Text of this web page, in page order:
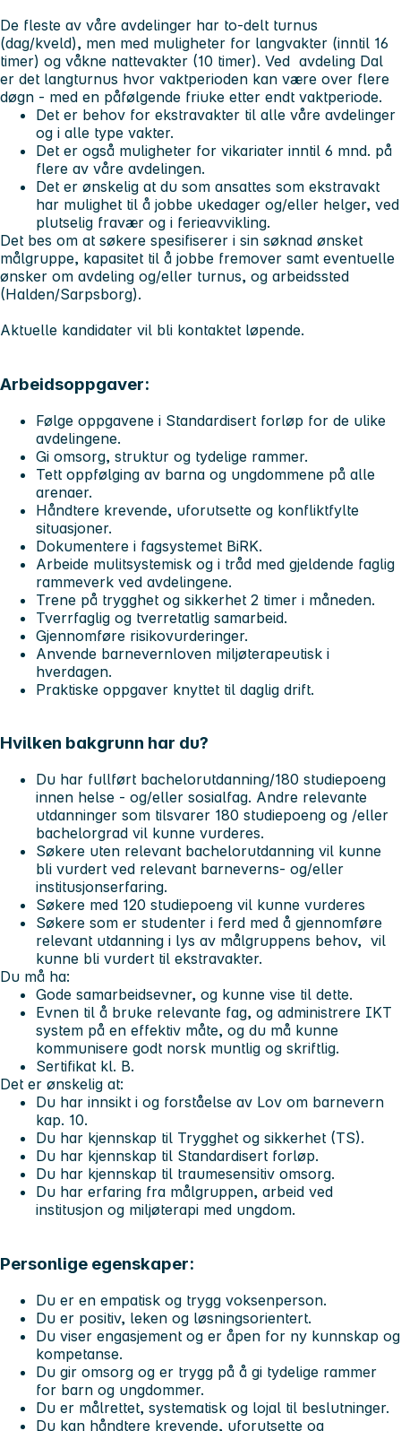
De fleste av våre avdelinger har to-delt turnus
(dag/kveld), men med muligheter for langvakter (inntil 16
timer) og våkne nattevakter (10 timer). Ved avdeling Dal
er det langturnus hvor vaktperioden kan være over flere
døgn - med en påfølgende friuke etter endt vaktperiode.
Det er behov for ekstravakter til alle våre avdelinger
og i alle type vakter.
Det er også muligheter for vikariater inntil 6 mnd. på
flere av våre avdelingen.
Det er ønskelig at du som ansattes som ekstravakt
har mulighet til å jobbe ukedager og/eller helger, ved
plutselig fravær og i ferieavvikling.
Det bes om at søkere spesifiserer i sin søknad ønsket
målgruppe, kapasitet til å jobbe fremover samt eventuelle
ønsker om avdeling og/eller turnus, og arbeidssted
(Halden/Sarpsborg).
Aktuelle kandidater vil bli kontaktet løpende.
Arbeidsoppgaver:
Følge oppgavene i Standardisert forløp for de ulike
avdelingene.
Gi omsorg, struktur og tydelige rammer.
Tett oppfølging av barna og ungdommene på alle
arenaer.
Håndtere krevende, uforutsette og konfliktfylte
situasjoner.
Dokumentere i fagsystemet BiRK.
Arbeide mulitsystemisk og i tråd med gjeldende faglig
rammeverk ved avdelingene.
Trene på trygghet og sikkerhet 2 timer i måneden.
Tverrfaglig og tverretatlig samarbeid.
Gjennomføre risikovurderinger.
Anvende barnevernloven miljøterapeutisk i
hverdagen.
Praktiske oppgaver knyttet til daglig drift.
Hvilken bakgrunn har du?
Du har fullført bachelorutdanning/180 studiepoeng
innen helse - og/eller sosialfag. Andre relevante
utdanninger som tilsvarer 180 studiepoeng og /eller
bachelorgrad vil kunne vurderes.
Søkere uten relevant bachelorutdanning vil kunne
bli vurdert ved relevant barneverns- og/eller
institusjonserfaring.
Søkere med 120 studiepoeng vil kunne vurderes
Søkere som er studenter i ferd med å gjennomføre
relevant utdanning i lys av målgruppens behov, vil
kunne bli vurdert til ekstravakter.
Du må ha:
Gode samarbeidsevner, og kunne vise til dette.
Evnen til å bruke relevante fag, og administrere IKT
system på en effektiv måte, og du må kunne
kommunisere godt norsk muntlig og skriftlig.
Sertifikat kl. B.
Det er ønskelig at:
Du har innsikt i og forståelse av Lov om barnevern
kap. 10.
Du har kjennskap til Trygghet og sikkerhet (TS).
Du har kjennskap til Standardisert forløp.
Du har kjennskap til traumesensitiv omsorg.
Du har erfaring fra målgruppen, arbeid ved
institusjon og miljøterapi med ungdom.
Personlige egenskaper:
Du er en empatisk og trygg voksenperson.
Du er positiv, leken og løsningsorientert.
Du viser engasjement og er åpen for ny kunnskap og
kompetanse.
Du gir omsorg og er trygg på å gi tydelige rammer
for barn og ungdommer.
Du er målrettet, systematisk og lojal til beslutninger.
Du kan håndtere krevende, uforutsette og